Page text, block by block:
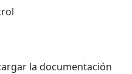
la documentación